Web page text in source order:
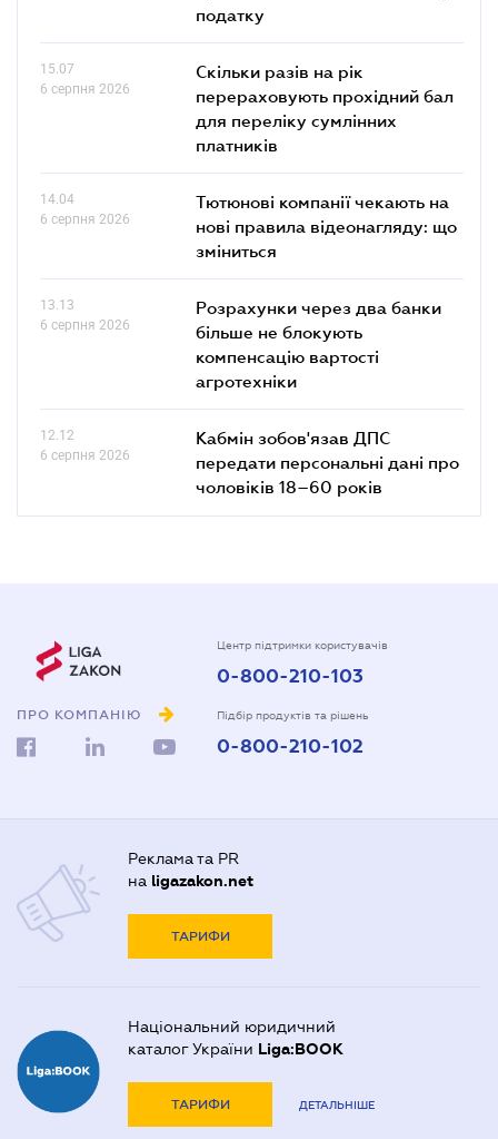
податку
15.07
6 серпня 2026
Скільки разів на рік
перераховують прохідний бал
для переліку сумлінних
платників
14.04
6 серпня 2026
Тютюнові компанії чекають на
нові правила відеонагляду: що
зміниться
13.13
6 серпня 2026
Розрахунки через два банки
більше не блокують
компенсацію вартості
агротехніки
12.12
6 серпня 2026
Кабмін зобов'язав ДПС
передати персональні дані про
чоловіків 18–60 років
ПРО КОМПАНІЮ
Центр підтримки користувачів
0-800-210-103
Підбір продуктів та рішень
0-800-210-102
Реклама та PR
на ligazakon.net
ТАРИФИ
Національний юридичний
каталог України Liga:BOOK
ТАРИФИ ДЕТАЛЬНІШЕ